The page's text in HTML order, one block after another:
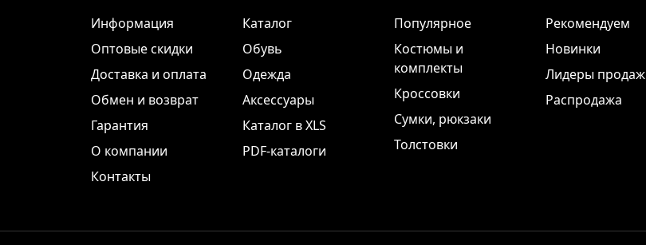
Информация
Оптовые скидки
Доставка и оплата
Обмен и возврат
Гарантия
О компании
Контакты
Каталог
Обувь
Одежда
Аксессуары
Каталог в XLS
PDF-каталоги
Популярное
Костюмы и
комплекты
Кроссовки
Сумки, рюкзаки
Толстовки
Рекомендуем
Новинки
Лидеры продаж
Распродажа